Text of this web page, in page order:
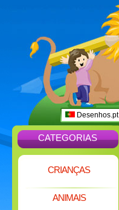
Desenhos.pt
CATEGORIAS
CRIANÇAS
ANIMAIS